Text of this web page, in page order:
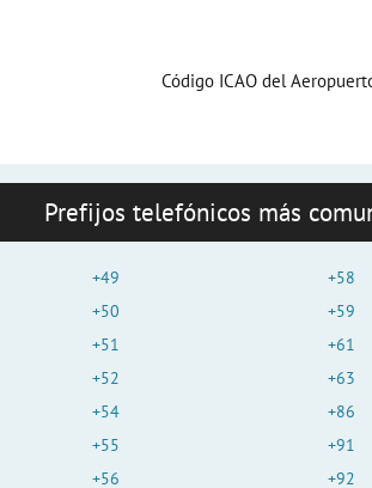
Código ICAO del
Prefijos telefónicos más
+49
+50
+51
+52
+54
+55
+56
+58
+59
+61
+63
+86
+91
+92